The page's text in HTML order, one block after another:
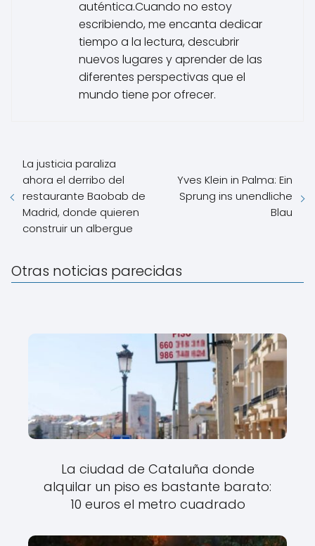
auténtica.Cuando no estoy
escribiendo, me encanta dedicar
tiempo a la lectura, descubrir
nuevos lugares y aprender de las
diferentes perspectivas que el
mundo tiene por ofrecer.
La justicia paraliza
ahora el derribo del
restaurante Baobab de
Madrid, donde quieren
construir un albergue
Yves Klein in Palma: Ein
Sprung ins unendliche
Blau
Otras noticias parecidas
La ciudad de Cataluña donde
alquilar un piso es bastante barato:
10 euros el metro cuadrado